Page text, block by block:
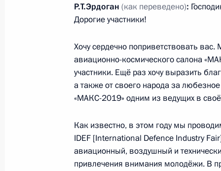
7 июня 2019 года, 11:10
Совещание с руководством
и предприятий ОПК
17 мая 2019 года, 14:30
Совещание с руководством
и предприятий ОПК
Р.Т.Эрдоган (как переведено):
Дорогие участники!
Хочу сердечно поприветствовать
авиационно-космического салона
участники. Ещё раз хочу выразить
а также от своего народа за
«МАКС-2019» одним из ведущих в
Как известно, в этом году мы
IDEF [International Defence Industry
авиационный, воздушный и
привлечения внимания молодёжи. В